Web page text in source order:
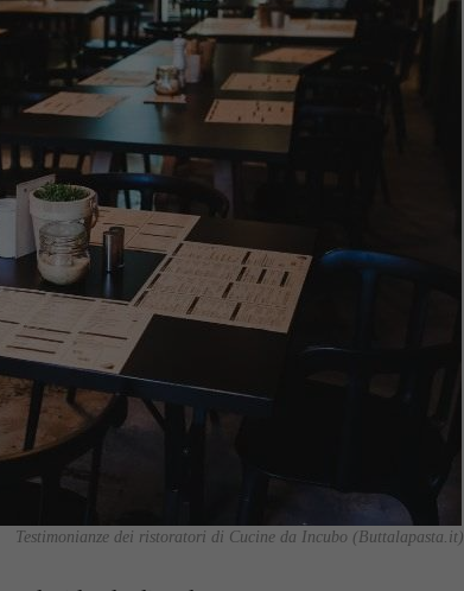
Testimonianze dei ristoratori di Cucine da Incubo (Buttalapasta.it)